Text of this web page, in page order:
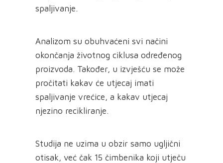
spaljivanje.
Analizom su obuhvaćeni svi načini
okončanja životnog ciklusa određenog
proizvoda. Također, u izvješću se može
pročitati kakav će utjecaj imati
spaljivanje vrećice, a kakav utjecaj
njezino recikliranje.
Studija ne uzima u obzir samo ugljični
otisak, već čak 15 čimbenika koji utječu